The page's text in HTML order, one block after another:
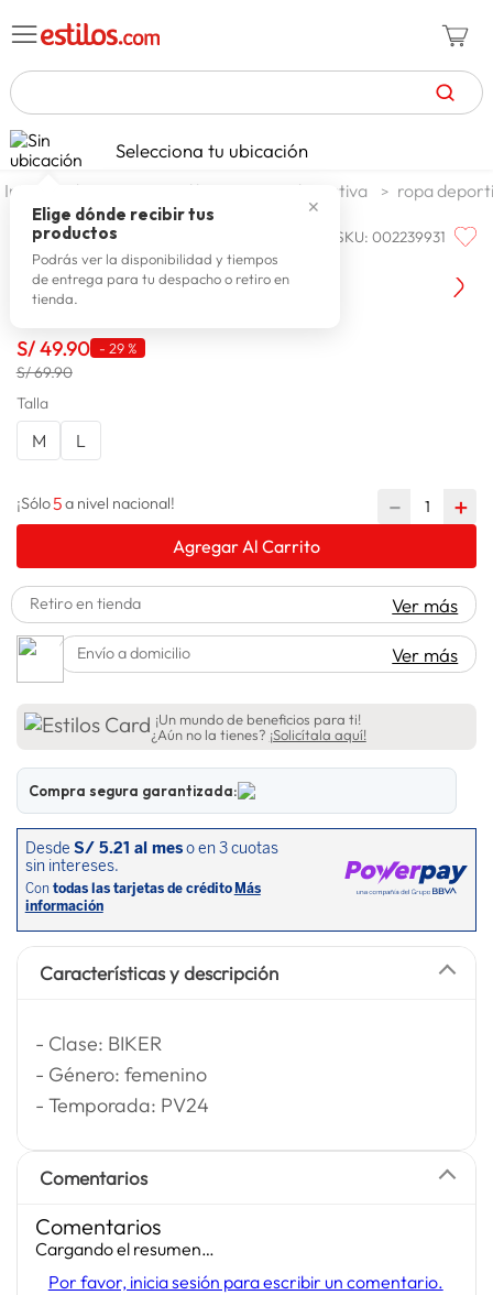
TÉRMINOS MÁS BUSCADOS
1. zapatillas mujer
2. celulares
3. zapatillas hombre
4. moda
6. tv
7.
8. laptop
10. lavadora
Selecciona tu ubicación
✕
Elige dónde recibir tus
productos
Podrás ver la disponibilidad y tiempos
de entrega para tu despacho o retiro en
tienda.
deportes y aire libre ropa deportiva ropa
ONE SKU:002239931
One Short Francesca
S/49.90 - 29 %
S/ 69.90
Talla
M L
¡Sólo5a nivel nacional! ＋
－
Agregar Al Carrito
Retiro en tienda Ver más
Envío a domicilio Ver más
¡Un mundo de beneficios para ti!
¿Aún no la tienes? ¡Solicítala aquí!
Compra segura garantizada:
Características y descripción
- Clase: BIKER
- Género: femenino
- Temporada: PV24
Comentarios
Comentarios
Cargando el resumen…
Por favor, inicia sesión para escribir un comentario.